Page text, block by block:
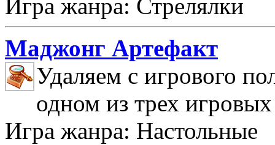
Игра жанра: Стрелялки
Маджонг Артефакт
Удаляем с игрового
одном из трех
Игра жанра: Настольные